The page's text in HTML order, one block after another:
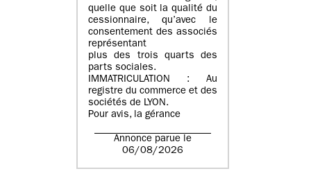
quelle que soit la qualité du
cessionnaire, qu’avec le
consentement des associés
représentant
plus des trois quarts des
parts sociales.
IMMATRICULATION : Au
registre du commerce et des
sociétés de LYON.
Pour avis, la gérance
Annonce parue le
06/08/2026